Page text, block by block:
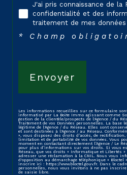
J'ai pris connaissance de la
confidentialité et des
traitement de mes
* Champ
Envoyer
Les informations recueillies sur ce formulaire
informatisé par La Boite Immo agissant comme
gestion de la clientèle/prospects de l'Agence / du
Traitement de vos Données personnelles. La base
légitime de l'Agence / du Réseau. Elles sont
et sont destinées à l'Agence / au Réseau.
», vous disposez des droits d’accès, de rectification,
limitation et de portabilité de vos données. Vous
moment en contactant directement l’Agence / Le
pour plus d’informations sur vos droits. Si vous
Réseau, que vos droits « Informatique et Libertés »
adresser une réclamation à la CNIL. Nous vous
d'opposition au démarchage téléphonique « Bloctel
inscrire ici : https://www.bloctel.gouv.fr. Dans le
personnelles, nous vous invitons à ne pas
de saisie libre.